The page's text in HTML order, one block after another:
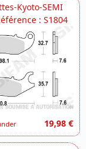
Kyoto-SEMI
: S1804
19,98 €